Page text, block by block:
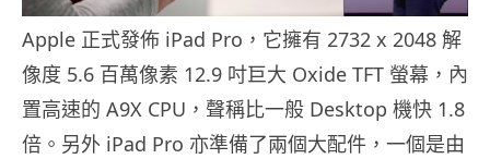
Apple 正式發佈 iPad Pro，它擁有 2732 x 2048 解
像度 5.6 百萬像素 12.9 吋巨大 Oxide TFT 螢幕，內
置高速的 A9X CPU，聲稱比一般 Desktop 機快 1.8
倍。另外 iPad Pro 亦準備了兩個大配件，一個是由